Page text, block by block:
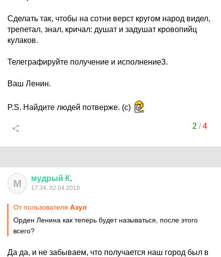
Сделать так, чтобы на сотни верст кругом народ видел,
трепетал, знал, кричал: душат и задушат кровопийц
кулаков.
Телеграфируйте получение и исполнение3.
Ваш Ленин.
P.S. Найдите людей потверже. (с)
2 /4
М мудрый К.
17:34, 02.04.2018
От пользователя Азул
Орден Ленина как теперь будет называться, после этого
всего?
Да да, и не забываем, что получается наш город был в